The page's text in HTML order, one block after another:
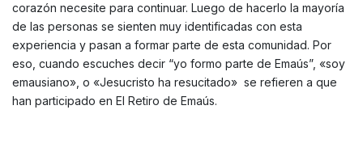
corazón necesite para continuar. Luego de hacerlo la mayoría
de las personas se sienten muy identificadas con esta
experiencia y pasan a formar parte de esta comunidad. Por
eso, cuando escuches decir “yo formo parte de Emaús”, «soy
emausiano», o «Jesucristo ha resucitado» se refieren a que
han participado en El Retiro de Emaús.